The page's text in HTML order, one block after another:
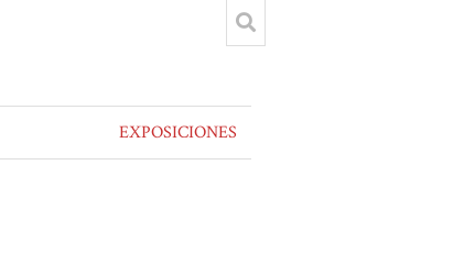
EXPOSICIONES